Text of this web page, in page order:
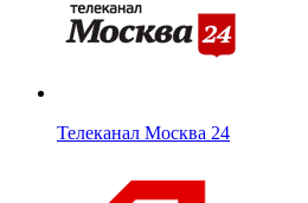
Телеканал Москва 24